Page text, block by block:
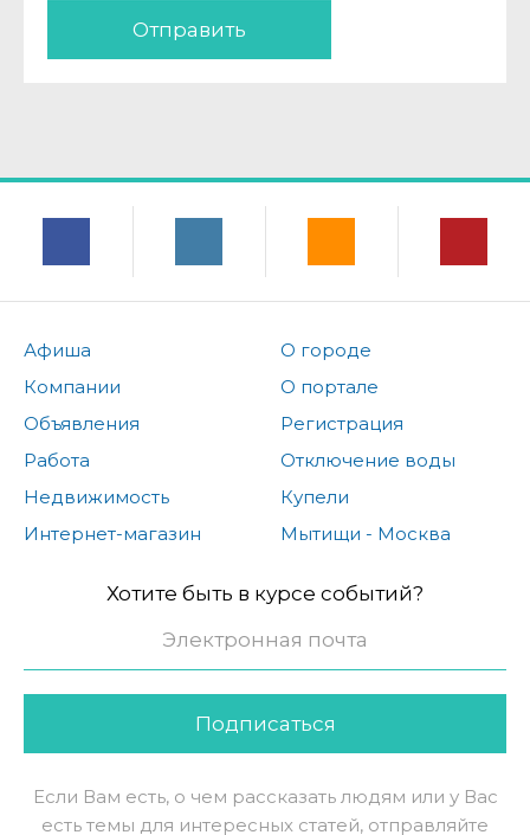
Отправить
Афиша
Компании
Объявления
Работа
Недвижимость
Интернет-магазин
О городе
О портале
Регистрация
Отключение воды
Купели
Мытищи - Москва
Хотите быть в курсе событий?
Подписаться
Если Вам есть, о чем рассказать людям или у Вас
есть темы для интересных статей, отправляйте